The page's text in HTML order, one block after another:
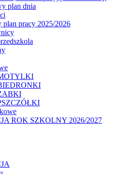
plan dnia
plan pracy 2025/2026
ROK SZKOLNY 2026/2027